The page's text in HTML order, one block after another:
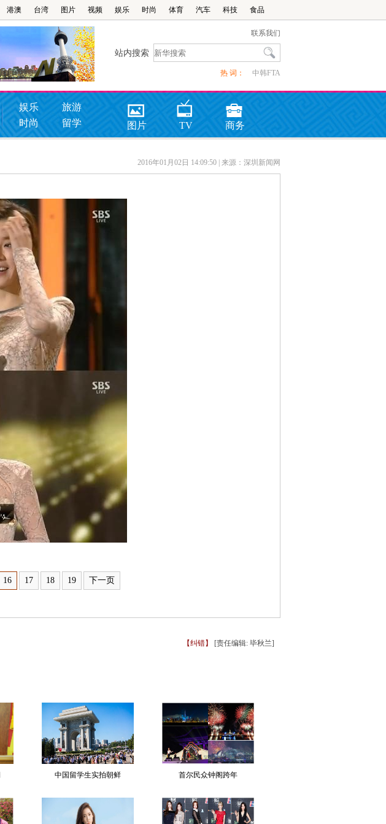
港澳 台湾 图片 视频 娱乐 时尚 体育 汽车 科技 食品
联系我们
站内搜索
热 词： 中韩FTA
娱乐
旅游
时尚
留学 图片 TV 商务
2016年01月02日 14:09:50 | 来源：深圳新闻网
16 17 18 19 下一页
【纠错】 [责任编辑: 毕秋兰]
中国留学生实拍朝鲜 首尔民众钟阁跨年